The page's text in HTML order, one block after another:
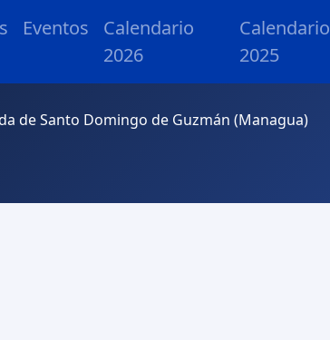
Eventos
Calendario
2026
Calendario
2025
de Santo Domingo de Guzmán (Managua)